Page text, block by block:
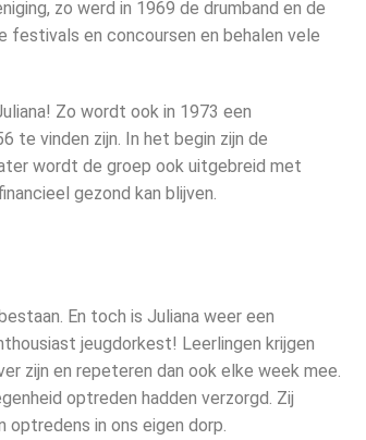
zo werd in 1969 de drumband en de
festivals en concoursen en behalen vele
Zo wordt ook in 1973 een
te vinden zijn. In het begin zijn de
wordt de groep ook uitgebreid met
gezond kan blijven.
En toch is Juliana weer een
jeugdorkest! Leerlingen krijgen
zijn en repeteren dan ook elke week mee.
optreden hadden verzorgd. Zij
optredens in ons eigen dorp.